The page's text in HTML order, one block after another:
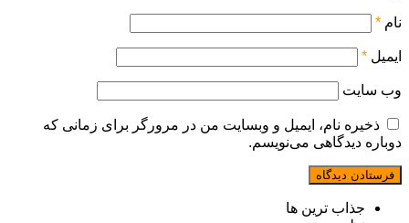
نام *
ایمیل *
وب‌ سایت
ذخیره نام، ایمیل و وبسایت من در مرورگر برای زمانی که
دوباره دیدگاهی می‌نویسم.
جذاب ترین ها